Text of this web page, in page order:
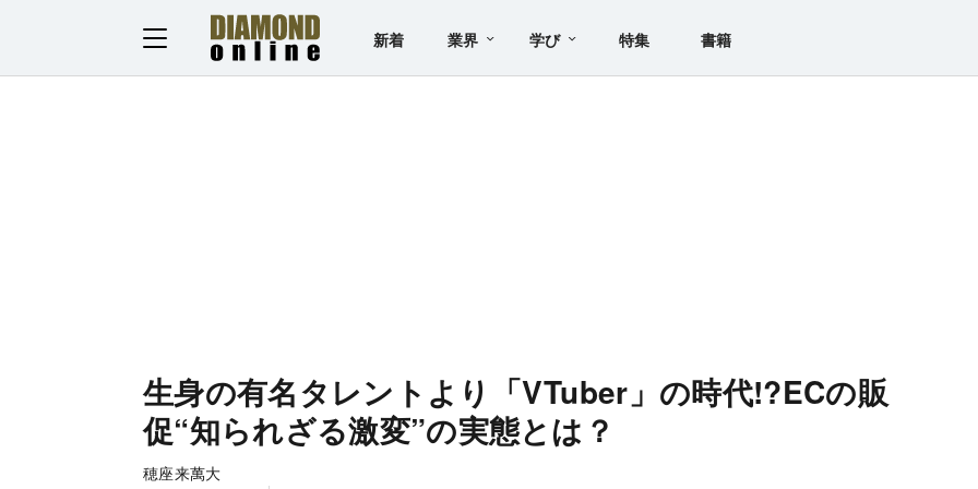
新着 業界 学び 特集 書籍
生身の有名タレントより「VTuber」の時代!?ECの販
促“知られざる激変”の実態とは？
穂座来萬大